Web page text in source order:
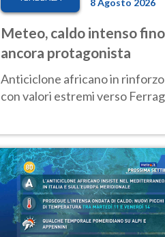
Meteo, caldo intenso
ancora protagonista
Anticiclone africano in
con valori estremi verso